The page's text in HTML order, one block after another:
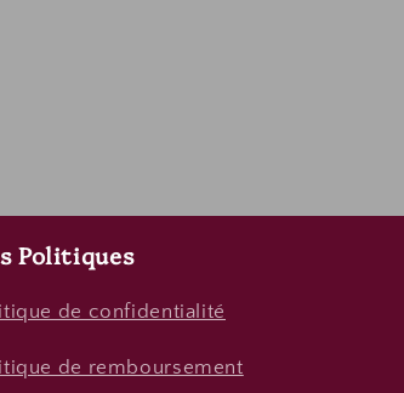
Politiques
de confidentialité
de remboursement